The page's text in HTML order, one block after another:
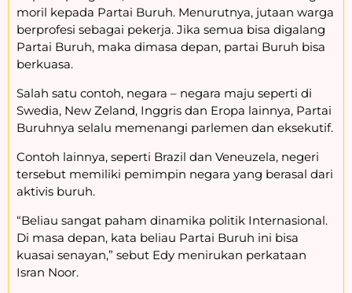
moril kepada Partai Buruh. Menurutnya, jutaan warga
berprofesi sebagai pekerja. Jika semua bisa digalang
Partai Buruh, maka dimasa depan, partai Buruh bisa
berkuasa.
Salah satu contoh, negara – negara maju seperti di
Swedia, New Zeland, Inggris dan Eropa lainnya, Partai
Buruhnya selalu memenangi parlemen dan eksekutif.
Contoh lainnya, seperti Brazil dan Veneuzela, negeri
tersebut memiliki pemimpin negara yang berasal dari
aktivis buruh.
“Beliau sangat paham dinamika politik Internasional.
Di masa depan, kata beliau Partai Buruh ini bisa
kuasai senayan,” sebut Edy menirukan perkataan
Isran Noor.